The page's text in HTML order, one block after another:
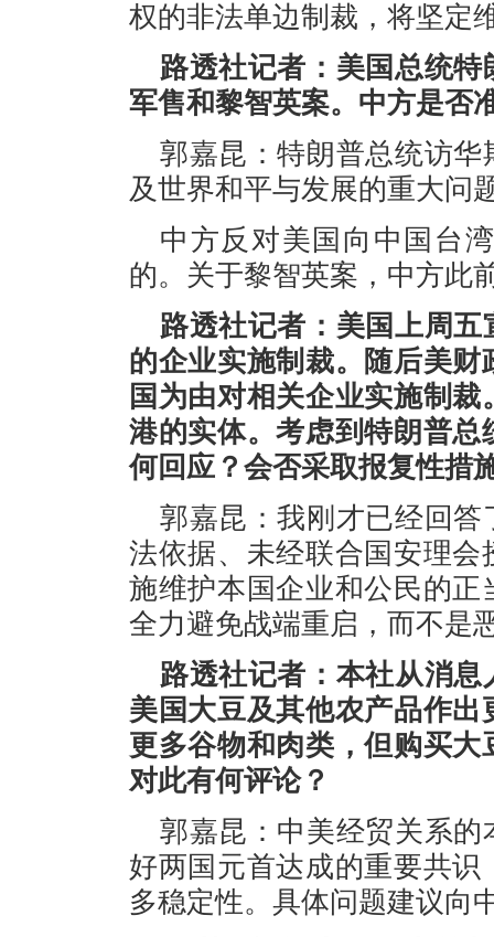
权的非法单边制裁，将坚定
路透社记者：美国总统
军售和黎智英案。中方是否
郭嘉昆：特朗普总统访
及世界和平与发展的重大问
中方反对美国向中国台
的。关于黎智英案，中方此
路透社记者：美国上周
的企业实施制裁。随后美
国为由对相关企业实施制
港的实体。考虑到特朗普
何回应？会否采取报复性措
郭嘉昆：我刚才已经回
法依据、未经联合国安理
施维护本国企业和公民的
全力避免战端重启，而不是
路透社记者：本社从消
美国大豆及其他农产品作
更多谷物和肉类，但购买
对此有何评论？
郭嘉昆：中美经贸关系
好两国元首达成的重要共
多稳定性。具体问题建议向